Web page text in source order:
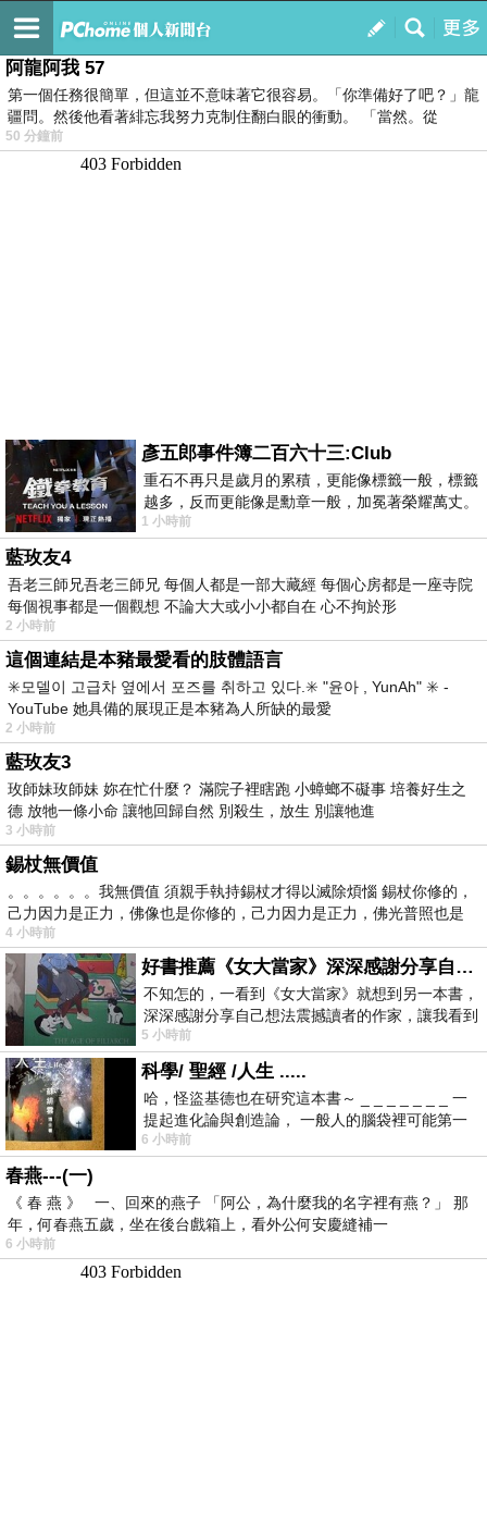
我的
最新文章
阿龍阿我 57
第一個任務很簡單，但這並不意味著它很容易。「你準備好了吧？」龍
疆問。然後他看著緋忘我努力克制住翻白眼的衝動。 「當然。從
50 分鐘前
彥五郎事件簿二百六十三:Club
重石不再只是歲月的累積，更能像標籤一般，標籤
越多，反而更能像是勳章一般，加冕著榮耀萬丈。
習慣一如縱容，成了再難輕輕放下的罪證
1 小時前
藍玫友4
吾老三師兄吾老三師兄 每個人都是一部大藏經 每個心房都是一座寺院
每個視事都是一個觀想 不論大大或小小都自在 心不拘於形
2 小時前
這個連結是本豬最愛看的肢體語言
✳️모델이 고급차 옆에서 포즈를 취하고 있다.✳️ "윤아 , YunAh" ✳️ -
YouTube 她具備的展現正是本豬為人所缺的最愛
2 小時前
藍玫友3
玫師妹玫師妹 妳在忙什麼？ 滿院子裡瞎跑 小蟑螂不礙事 培養好生之
德 放牠一條小命 讓牠回歸自然 別殺生，放生 別讓牠進
3 小時前
錫杖無價值
。。。。。。我無價值 須親手執持錫杖才得以滅除煩惱 錫杖你修的，
己力因力是正力，佛像也是你修的，己力因力是正力，佛光普照也是
4 小時前
好書推薦《女大當家》深深感謝分享自己想法震撼讀者的作家，讓我看到不同樣貌的家庭！
不知怎的，一看到《女大當家》就想到另一本書，
深深感謝分享自己想法震撼讀者的作家，讓我看到
不同樣貌的家庭！ 《女大
5 小時前
科學/ 聖經 /人生 .....
哈，怪盜基德也在研究這本書～ _ _ _ _ _ _ _ 一
提起進化論與創造論， 一般人的腦袋裡可能第一
時間就有「 進化論很科
6 小時前
春燕---(一)
《 春 燕 》 一、回來的燕子 「阿公，為什麼我的名字裡有燕？」 那
年，何春燕五歲，坐在後台戲箱上，看外公何安慶縫補一
6 小時前